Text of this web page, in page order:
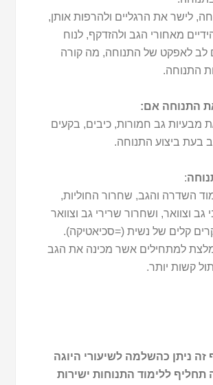
לישר את הרגליים ולהרפות אותן,
מאחורי הגב ולהזדקף, לנוח
לב לאפקט של התנוחה, מה קורה
התנוחה.
התנוחה אם:
מבעיות גב חמורות, כיבים, בקעים
בעת ביצוע התנוחה.
:
השדרה והגב, שחרור החוליות,
גב וצוואר, ושחרור שרירי גב וצוואר
קלים של נשית (=סכיאטיקה).
למתחילים אשר מכינה את הגב
קשות יותר.
זה ניתן כהשלמה לשיעורי היוגה
תחליף ללימוד התנוחות ישירות